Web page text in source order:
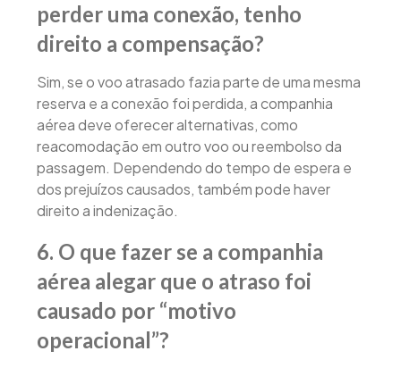
perder uma conexão, tenho
direito a compensação?
Sim, se o voo atrasado fazia parte de uma mesma
reserva e a conexão foi perdida, a companhia
aérea deve oferecer alternativas, como
reacomodação em outro voo ou reembolso da
passagem. Dependendo do tempo de espera e
dos prejuízos causados, também pode haver
direito a indenização.
6. O que fazer se a companhia
aérea alegar que o atraso foi
causado por “motivo
operacional”?